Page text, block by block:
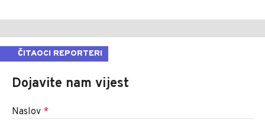
ČITAOCI REPORTERI
Dojavite nam vijest
Naslov *